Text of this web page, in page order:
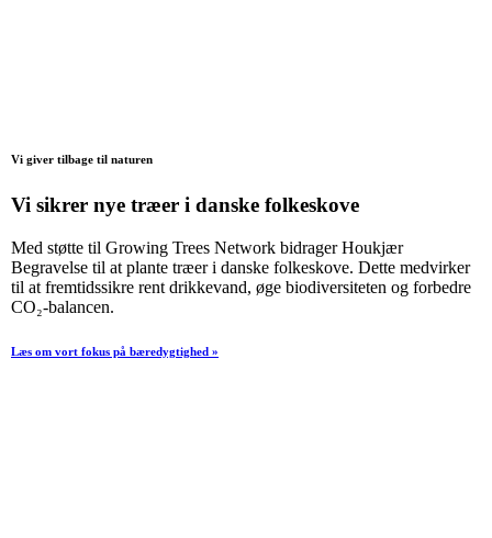
Vi giver tilbage til naturen
Vi sikrer nye træer i danske folkeskove
Med støtte til Growing Trees Network bidrager Houkjær
Begravelse til at plante træer i danske folkeskove. Dette medvirker
til at fremtidssikre rent drikkevand, øge biodiversiteten og forbedre
CO₂-balancen.
Læs om vort fokus på bæredygtighed »